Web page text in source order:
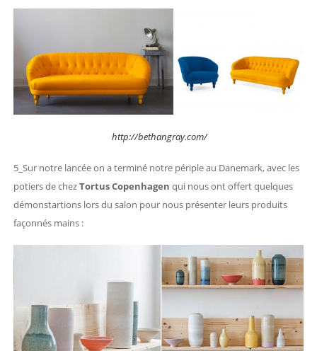
http://bethangray.com/
5_Sur notre lancée on a terminé notre périple au Danemark, avec les
potiers de chezTortus Copenhagen qui nous ont offert quelques
démonstartions lors du salon pour nous présenter leurs produits
façonnés mains :